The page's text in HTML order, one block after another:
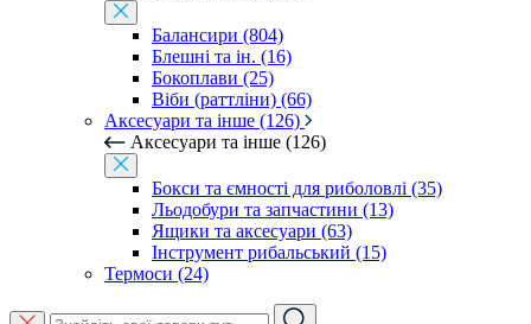
Балансири (804)
Блешні та ін. (16)
Бокоплави (25)
Віби (раттліни) (66)
Аксесуари та інше (126)
Аксесуари та інше (126)
Бокси та ємності для риболовлі (35)
Льодобури та запчастини (13)
Ящики та аксесуари (63)
Інструмент рибальський (15)
Термоси (24)